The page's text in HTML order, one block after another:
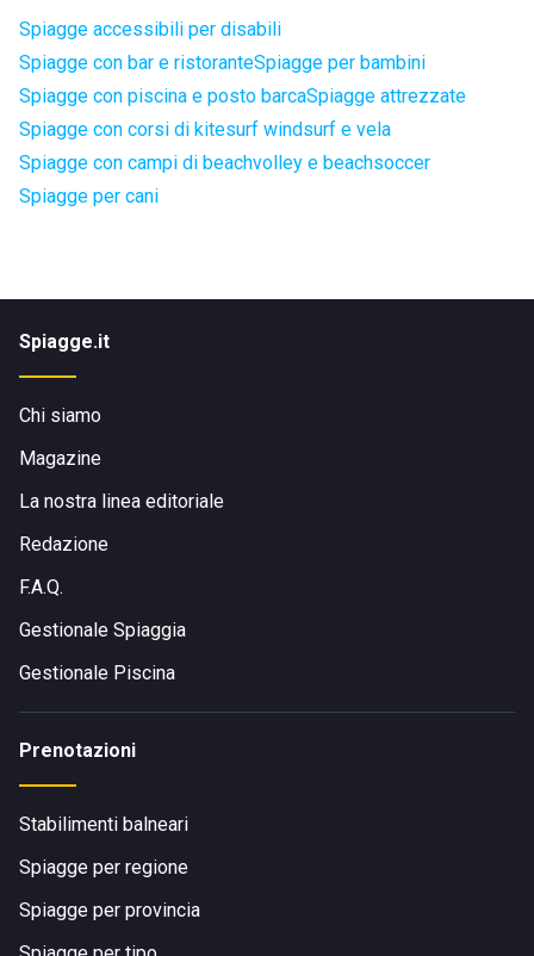
Spiagge accessibili per disabili
Spiagge con bar e ristoranteSpiagge per bambini
Spiagge con piscina e posto barcaSpiagge attrezzate
Spiagge con corsi di kitesurf windsurf e vela
Spiagge con campi di beachvolley e beachsoccer
Spiagge per cani
Spiagge.it
Chi siamo
Magazine
La nostra linea editoriale
Redazione
F.A.Q.
Gestionale Spiaggia
Gestionale Piscina
Prenotazioni
Stabilimenti balneari
Spiagge per regione
Spiagge per provincia